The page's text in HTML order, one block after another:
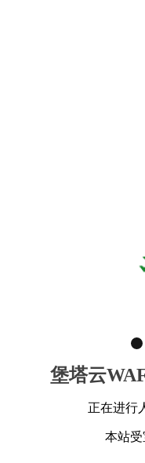
堡塔云
正在进行
本站